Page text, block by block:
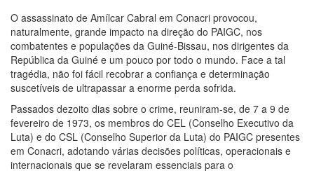
O assassinato de Amílcar Cabral em Conacri provocou,
naturalmente, grande impacto na direção do PAIGC, nos
combatentes e populações da Guiné-Bissau, nos dirigentes da
República da Guiné e um pouco por todo o mundo. Face a tal
tragédia, não foi fácil recobrar a confiança e determinação
suscetíveis de ultrapassar a enorme perda sofrida.
Passados dezoito dias sobre o crime, reuniram-se, de 7 a 9 de
fevereiro de 1973, os membros do CEL (Conselho Executivo da
Luta) e do CSL (Conselho Superior da Luta) do PAIGC presentes
em Conacri, adotando várias decisões políticas, operacionais e
internacionais que se revelaram essenciais para o